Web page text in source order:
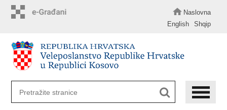
Naslovna
English
Shqip